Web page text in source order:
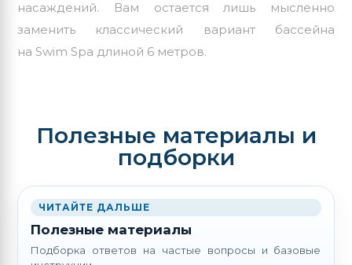
насаждений. Вам остается лишь мысленно
заменить классический вариант бассейна
на Swim Spa длиной 6 метров.
Полезные материалы и
подборки
ЧИТАЙТЕ ДАЛЬШЕ
Полезные материалы
Подборка ответов на частые вопросы и базовые